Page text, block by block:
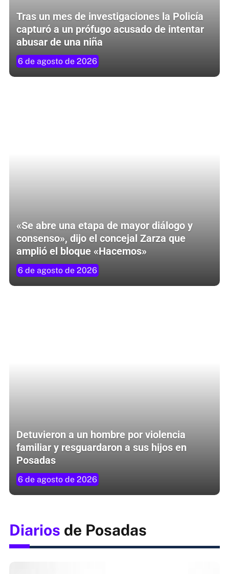
Tras un mes de investigaciones la Policía
capturó a un prófugo acusado de intentar
abusar de una niña
6 de agosto de 2026
«Se abre una etapa de mayor diálogo y
consenso», dijo el concejal Zarza que
amplió el bloque «Hacemos»
6 de agosto de 2026
Detuvieron a un hombre por violencia
familiar y resguardaron a sus hijos en
Posadas
6 de agosto de 2026
Diarios de Posadas